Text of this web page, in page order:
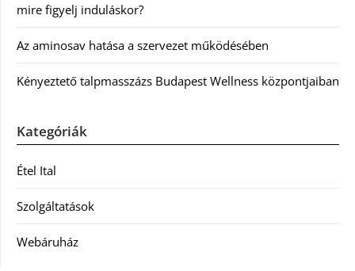
mire figyelj induláskor?
Az aminosav hatása a szervezet működésében
Kényeztető talpmasszázs Budapest Wellness központjaiban
Kategóriák
Étel Ital
Szolgáltatások
Webáruház